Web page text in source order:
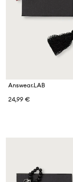
Answear.LAB
24,99 €